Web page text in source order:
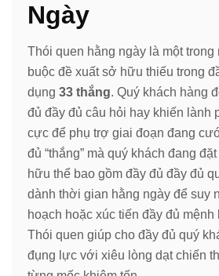
Ngày
Thói quen hằng ngày là một
buộc đề xuất sở hữu thiếu trong
dụng 33 thắng. Quý khách hàng
đủ đầy đủ câu hỏi hay khiến lành
cực để phụ trợ giai đoạn đang
đủ “thắng” mà quý khách đang
hữu thể bao gồm đầy đủ đầy đủ
dành thời gian hằng ngày để suy
hoạch hoặc xúc tiến đầy đủ mệnh
Thói quen giúp cho đầy đủ quý
đụng lực với xiêu lòng dạt chiến